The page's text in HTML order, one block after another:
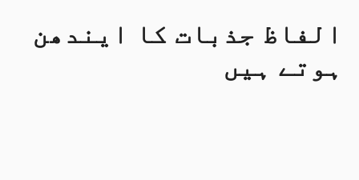
الفاظ جذبات کا ایندھن
ہوتے ہیں